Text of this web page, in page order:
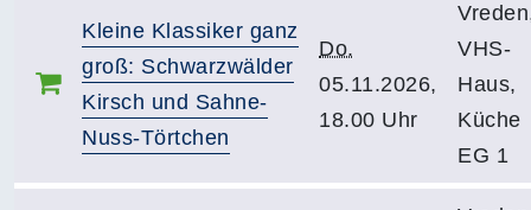
Kleine Klassiker ganz
groß: Schwarzwälder
Kirsch und Sahne-
Nuss-Törtchen
Do.
05.11.2026,
18.00 Uhr
VHS-
Haus,
Küche
EG 1